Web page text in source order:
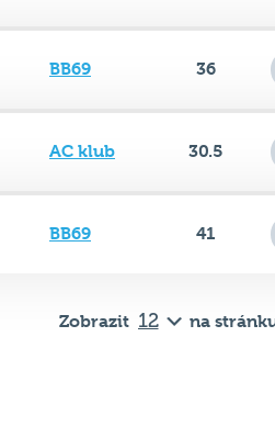
AC klub 30.5
BB69 41
Zobrazit na stránku